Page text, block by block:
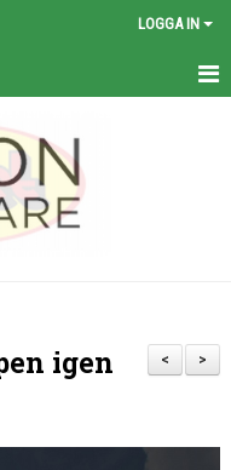
LOGGA IN
>
<
igen